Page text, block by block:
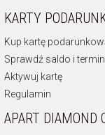
KARTY
Kup kartę
Sprawdź saldo i
Aktywuj kartę
Regulamin
APART DIAMOND